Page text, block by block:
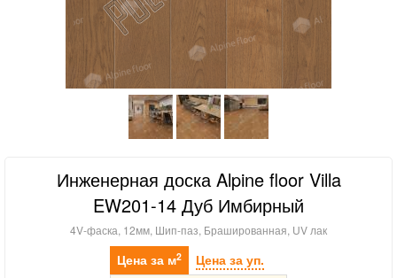
Инженерная доска Alpine floor Villa
EW201-14 Дуб Имбирный
4V-фаска, 12мм, Шип-паз, Брашированная, UV лак
Цена за м2 Цена за уп.